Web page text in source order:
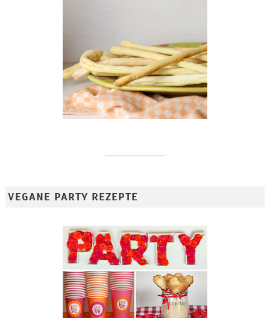
VEGANE PARTY REZEPTE